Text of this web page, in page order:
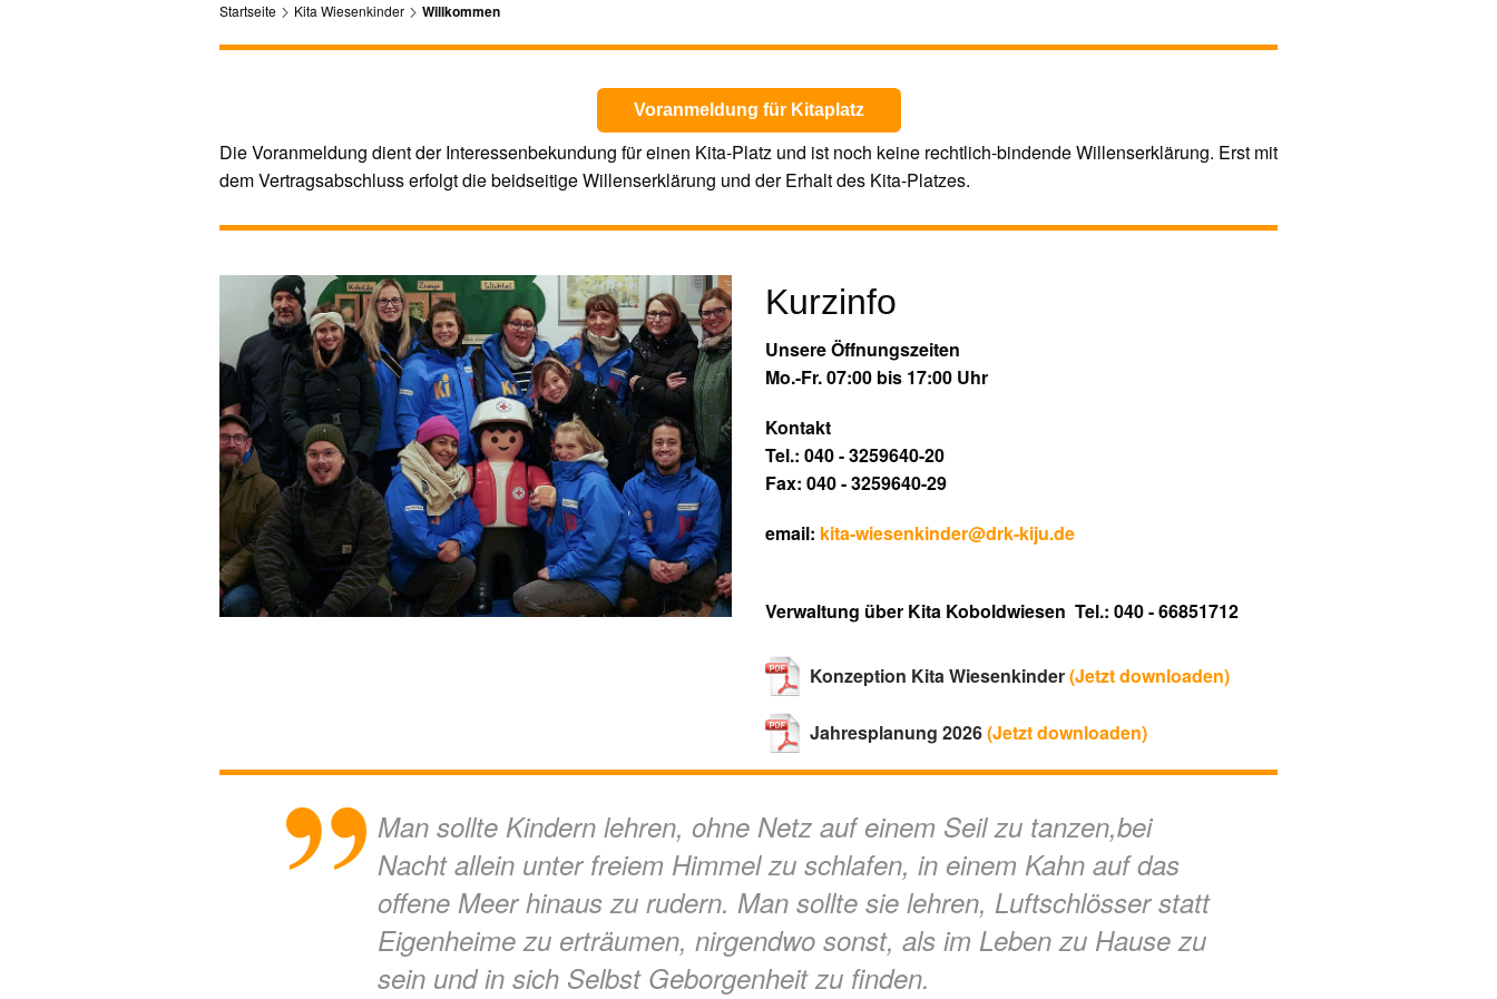
Startseite Kita Wiesenkinder Willkommen
Voranmeldung für Kitaplatz
Die Voranmeldung dient der Interessenbekundung für einen Kita-Platz und ist noch keine rechtlich-bindende Willenserklärung. Erst mit
dem Vertragsabschluss erfolgt die beidseitige Willenserklärung und der Erhalt des Kita-Platzes.
Kurzinfo
Unsere Öffnungszeiten
Mo.-Fr. 07:00 bis 17:00 Uhr
Kontakt
Tel.: 040 - 3259640-20
Fax: 040 - 3259640-29
email: kita-wiesenkinder@drk-kiju.de
Verwaltung über Kita Koboldwiesen Tel.: 040 - 66851712
Konzeption Kita Wiesenkinder(Jetzt downloaden)
Jahresplanung 2026(Jetzt downloaden)
Man sollte Kindern lehren, ohne Netz auf einem Seil zu tanzen,bei
Nacht allein unter freiem Himmel zu schlafen, in einem Kahn auf das
offene Meer hinaus zu rudern. Man sollte sie lehren, Luftschlösser statt
Eigenheime zu erträumen, nirgendwo sonst, als im Leben zu Hause zu
sein und in sich Selbst Geborgenheit zu finden.